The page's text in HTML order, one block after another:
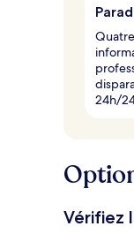
24h/
Vérifiez